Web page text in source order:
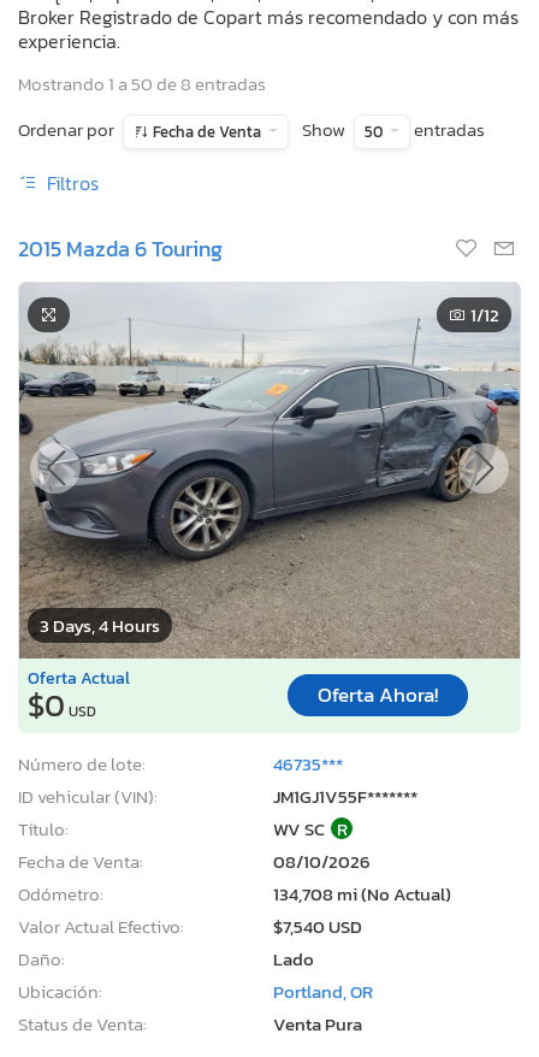
Broker Registrado de Copart más recomendado y con más
experiencia.
Mostrando 1 a 50 de 8 entradas
Ordenar por
Fecha de Venta Show 50 entradas
Filtros
2015 Mazda 6 Touring
3 Days, 4 Hours
1/12
Oferta Actual
$0 USD
Oferta Ahora!
Número de lote:
46735***
ID vehicular (VIN):
JM1GJ1V55F*******
Título:
WV SC R
Fecha de Venta:
08/10/2026
Odómetro:
134,708 mi (No Actual)
Valor Actual Efectivo:
$7,540 USD
Daño:
Lado
Ubicación:
Portland, OR
Status de Venta:
Venta Pura